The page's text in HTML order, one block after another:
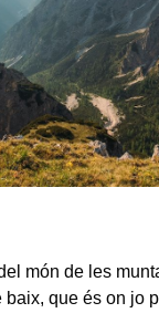
món de les
que és on jo